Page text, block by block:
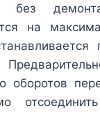
без
на
оборотов